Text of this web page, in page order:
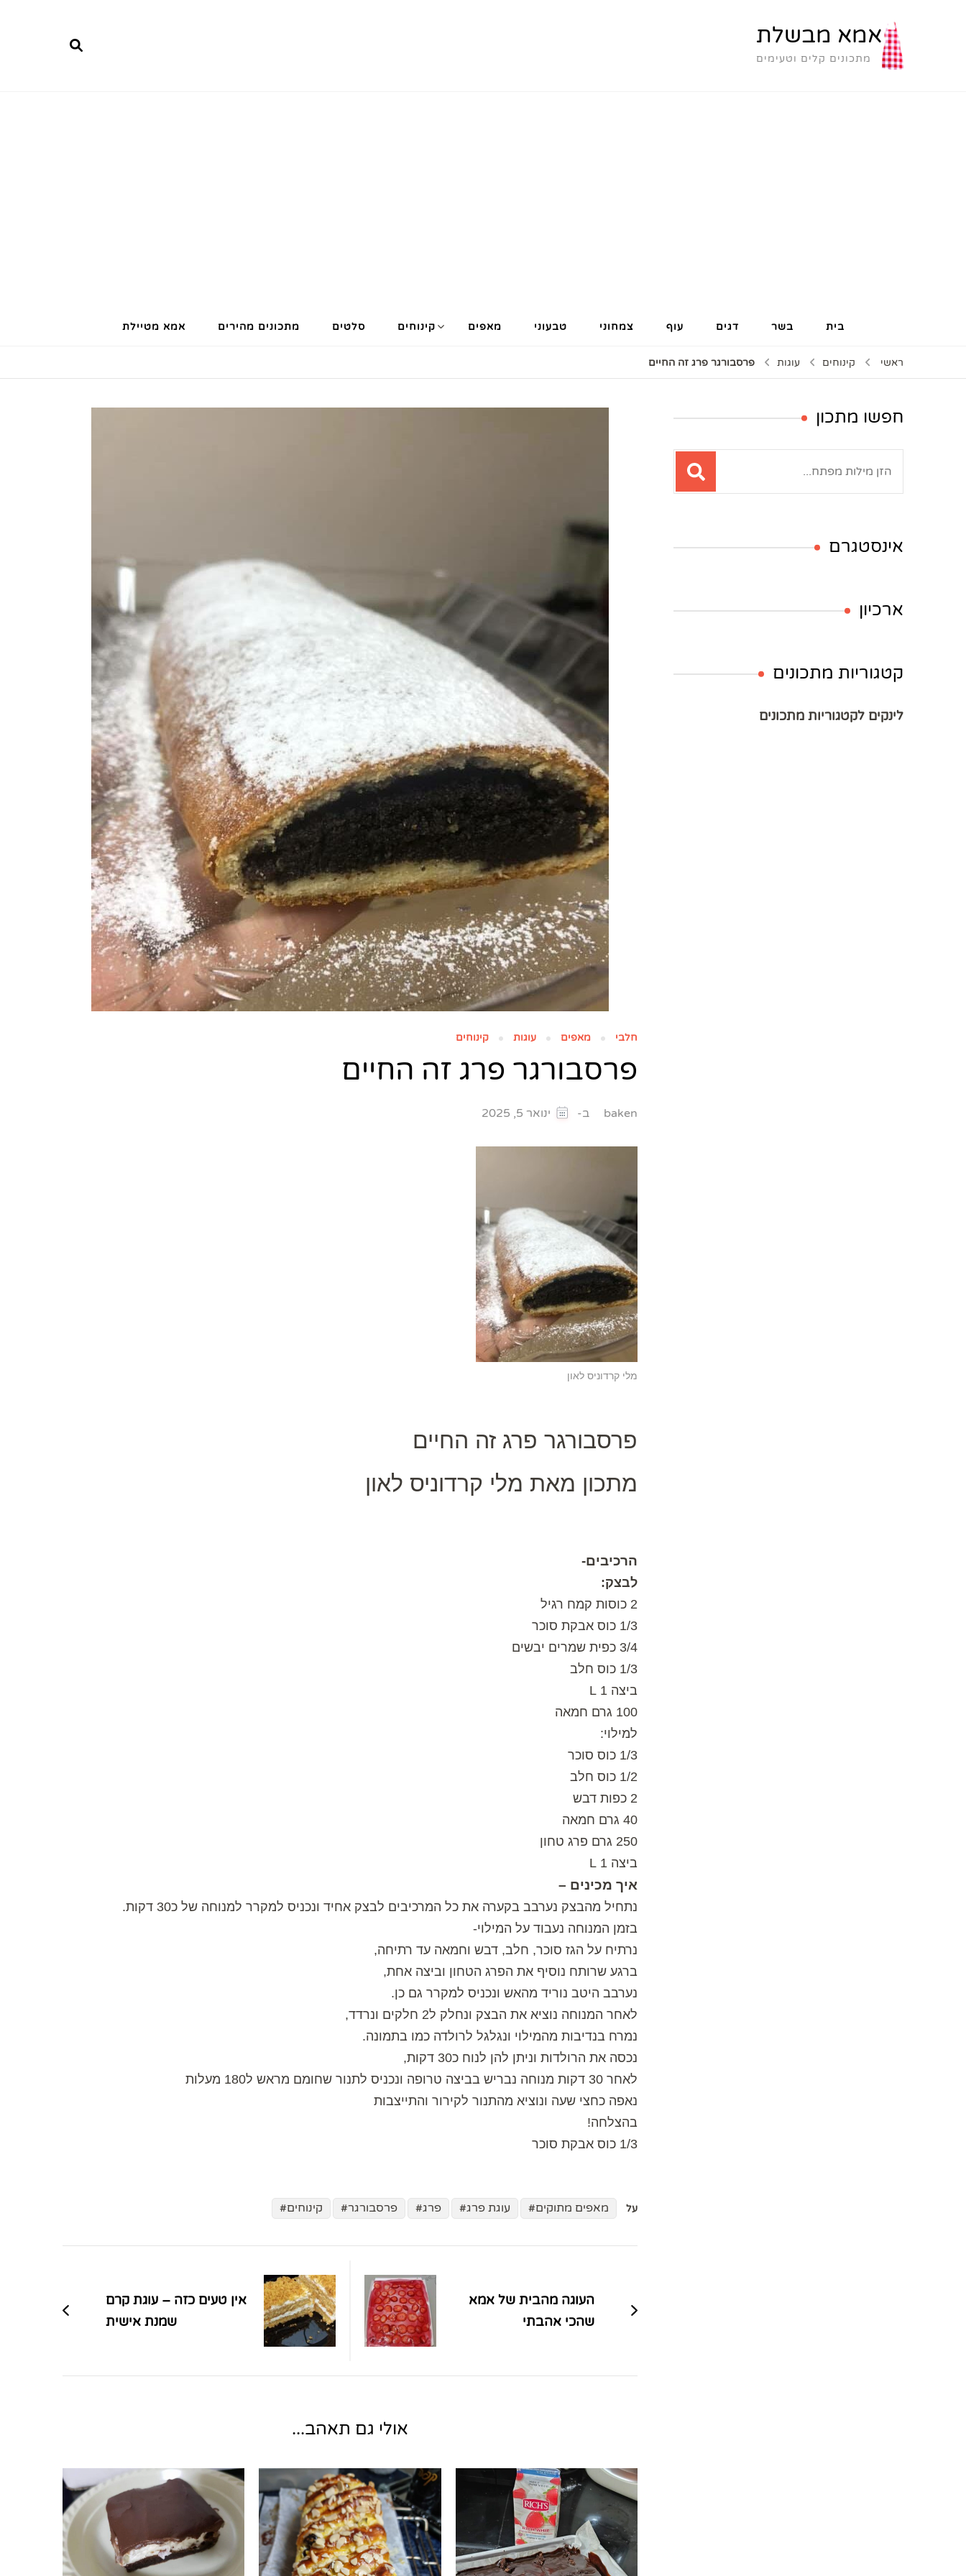
אמא מבשלת
מתכונים קלים וטעימים
בית בשר דגים עוף צמחוני טבעוני מאפים קינוחים סלטים מתכונים מהירים אמא מטיילת
ראשי קינוחים עוגות פרסבורגר פרג זה החיים
חלבי מאפים עוגות קינוחים
פרסבורגר פרג זה החיים
baken ב- ינואר 5, 2025
מלי קרדוניס לאון
פרסבורגר פרג זה החיים
מתכון מאת מלי קרדוניס לאון
הרכיבים-
לבצק:
2 כוסות קמח רגיל
1/3 כוס אבקת סוכר
3/4 כפית שמרים יבשים
1/3 כוס חלב
ביצה 1 L
100 גרם חמאה
למילוי:
1/3 כוס סוכר
1/2 כוס חלב
2 כפות דבש
40 גרם חמאה
250 גרם פרג טחון
ביצה 1
L
איך מכינים –
נתחיל מהבצק נערבב בקערה את כל המרכיבים לבצק אחיד ונכניס למקרר למנוחה של כ30 דקות.
בזמן המנוחה נעבוד על המילוי-
נרתיח על הגז סוכר, חלב, דבש וחמאה עד רתיחה,
ברגע שרותח נוסיף את הפרג הטחון וביצה אחת,
נערבב היטב נוריד מהאש ונכניס למקרר גם כן.
לאחר המנוחה נוציא את הבצק ונחלק ל2 חלקים ונרדד,
נמרח בנדיבות מהמילוי ונגלגל לרולדה כמו בתמונה.
נכסה את הרולדות וניתן להן לנוח כ30 דקות,
לאחר 30 דקות מנוחה נבריש בביצה טרופה ונכניס לתנור שחומם מראש ל180 מעלות
נאפה כחצי שעה ונוציא מהתנור לקירור והתייצבות
בהצלחה!
1/3 כוס אבקת סוכר
על מאפים מתוקים עוגת פרג פרג פרסבורגר קינוחים
אין טעים כזה – עוגת קרם
שמנת אישית
העוגה מהבית של אמא
שהכי אהבתי
אולי גם תאהב...
חפשו מתכון
אינסטגרם
ארכיון
קטגוריות מתכונים
לינקים לקטגוריות מתכונים